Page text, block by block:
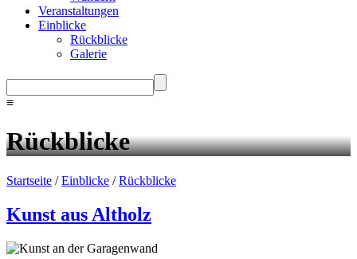
Veranstaltungen
Einblicke
Rückblicke
Galerie
≡
Rückblicke
Startseite /Einblicke /Rückblicke
Kunst aus Altholz
Kunst an der Garagenwand